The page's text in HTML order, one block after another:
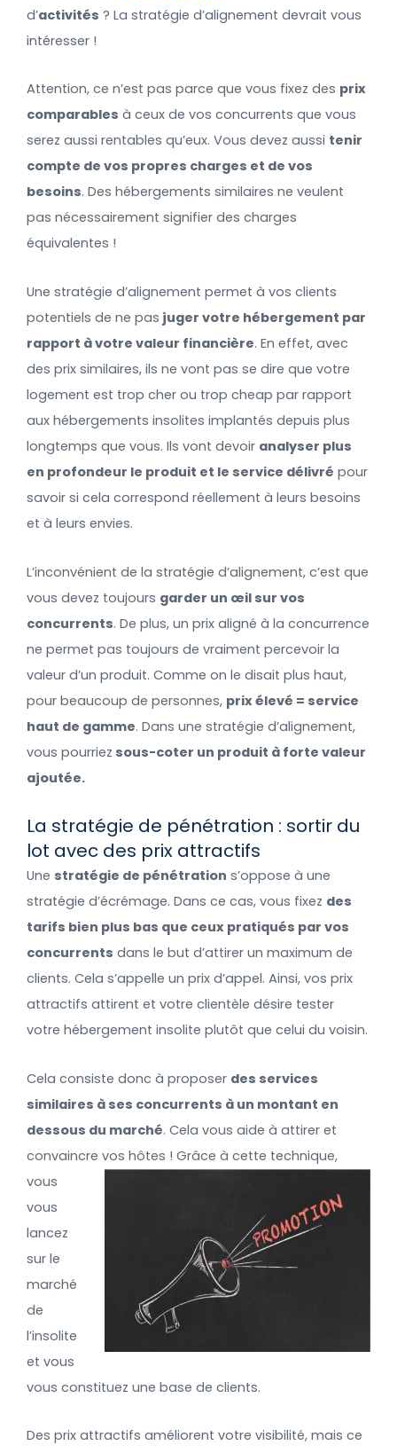
d’activités ? La stratégie d’alignement devrait vous
intéresser !
Attention, ce n’est pas parce que vous fixez des prix
comparables à ceux de vos concurrents que vous
serez aussi rentables qu’eux. Vous devez aussi tenir
compte de vos propres charges et de vos
besoins. Des hébergements similaires ne veulent
pas nécessairement signifier des charges
équivalentes !
Une stratégie d’alignement permet à vos clients
potentiels de ne pas juger votre hébergement par
rapport à votre valeur financière. En effet, avec
des prix similaires, ils ne vont pas se dire que votre
logement est trop cher ou trop cheap par rapport
aux hébergements insolites implantés depuis plus
longtemps que vous. Ils vont devoir analyser plus
en profondeur le produit et le service délivré pour
savoir si cela correspond réellement à leurs besoins
et à leurs envies.
L’inconvénient de la stratégie d’alignement, c’est que
vous devez toujours garder un œil sur vos
concurrents. De plus, un prix aligné à la concurrence
ne permet pas toujours de vraiment percevoir la
valeur d’un produit. Comme on le disait plus haut,
pour beaucoup de personnes, prix élevé = service
haut de gamme. Dans une stratégie d’alignement,
vous pourriez sous-coter un produit à forte valeur
ajoutée.
La stratégie de pénétration : sortir du
lot avec des prix attractifs
Une stratégie de pénétration s’oppose à une
stratégie d’écrémage. Dans ce cas, vous fixez des
tarifs bien plus bas que ceux pratiqués par vos
concurrents dans le but d’attirer un maximum de
clients. Cela s’appelle un prix d’appel. Ainsi, vos prix
attractifs attirent et votre clientèle désire tester
votre hébergement insolite plutôt que celui du voisin.
Cela consiste donc à proposer des services
similaires à ses concurrents à un montant en
dessous du marché. Cela vous aide à attirer et
convaincre vos hôtes ! Grâce à cette technique,
vous
vous
lancez
sur le
marché
de
l’insolite
et vous
vous constituez une base de clients.
Des prix attractifs améliorent votre visibilité, mais ce